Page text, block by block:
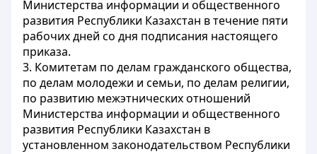
Министерства информации и общественного
развития Республики Казахстан в течение пяти
рабочих дней со дня подписания настоящего
приказа.
3. Комитетам по делам гражданского общества,
по делам молодежи и семьи, по делам религии,
по развитию межэтнических отношений
Министерства информации и общественного
развития Республики Казахстан в
установленном законодательством Республики